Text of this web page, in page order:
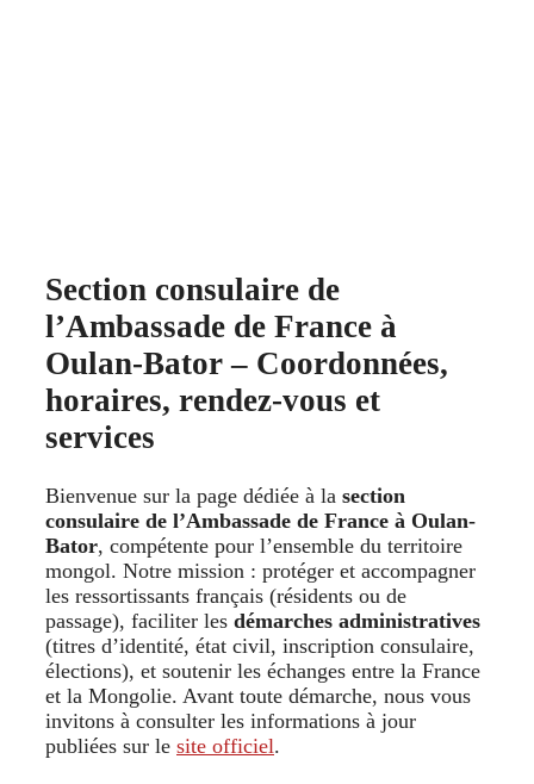
Section consulaire de
l’Ambassade de France à
Oulan-Bator – Coordonnées,
horaires, rendez-vous et
services
Bienvenue sur la page dédiée à la section
consulaire de l’Ambassade de France à Oulan-
Bator, compétente pour l’ensemble du territoire
mongol. Notre mission : protéger et accompagner
les ressortissants français (résidents ou de
passage), faciliter les démarches administratives
(titres d’identité, état civil, inscription consulaire,
élections), et soutenir les échanges entre la France
et la Mongolie. Avant toute démarche, nous vous
invitons à consulter les informations à jour
publiées sur le site officiel.